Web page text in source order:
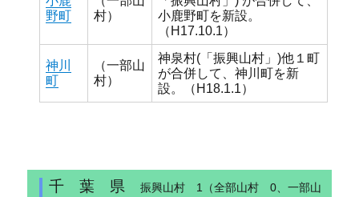
野町
村）
小鹿野町を新設。
（H17.10.1）
神川
町
（一部山
村）
神泉村(「振興山村」)他１町
が合併して、神川町を新
設。（H18.1.1）
千 葉 県振興山村 1（全部山村 0、一部山